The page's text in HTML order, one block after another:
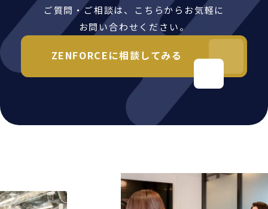
ご質問・ご相談は、こちらからお気軽に
お問い合わせください。
ZENFORCEに相談してみる